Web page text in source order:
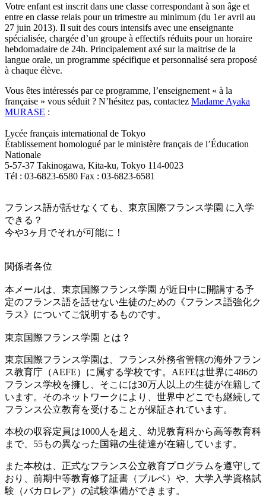
Votre enfant est inscrit dans une classe correspondant à son âge et
entre en classe relais pour un trimestre au minimum (du 1er avril au
27 juin 2013). Il suit des cours intensifs avec une enseignante
spécialisée, chargée d’un groupe à effectifs réduits pour un horaire
hebdomadaire de 24h. Principalement axé sur la maitrise de la
langue orale, un programme spécifique et personnalisé sera proposé
à chaque élève.
Vous êtes intéressés par ce programme, l’enseignement « à la
française » vous séduit ? N’hésitez pas, contactez Madame Ayaka
MURASE :
Lycée français international de Tokyo
Établissement homologué par le ministère français de l’Éducation
Nationale
5-57-37 Takinogawa, Kita-ku, Tokyo 114-0023
Tél : 03-6823-6580 Fax : 03-6823-6581
フランス語が話せなくても、東京国際フランス学園 に入学
できる？
今や3ヶ月でそれが可能に！
関係者各位
本メールは、東京国際フランス学園 が近日中に開講する予
定のフランス語を話せない生徒のための《フランス語強化ク
ラス》についてご説明するものです。
東京国際フランス学園 とは？
東京国際フランス学園は、フランス外務省管轄の海外フラン
ス教育庁（AEFE）に属する学校です。AEFEは世界に486の
フランス学校を擁し、そこには30万人以上の生徒が在籍して
います。そのネットワークにより、世界中どこでも継続して
フランス公立教育を受けることが保証されています。
本校の収容定員は1000人を超え、幼児教育科から高等教育科
まで、55もの異なった国籍の生徒達が在籍しています。
また本校は、正式なフランス公立教育プログラムを遵守して
おり、前期中等教育修了証書（ブルベ）や、大学入学資格試
験（バカロレア）の試験準備ができます。